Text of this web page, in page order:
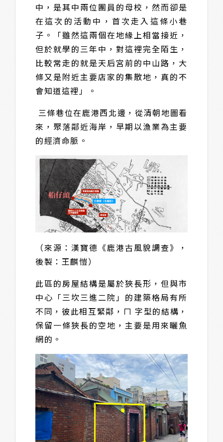
中，是其中兩位團員的母校，然而卻是
在這次的活動中，首次走入這條小巷
子。「雖然這兩個在地緣上相當接近，
但於就學的三年中，對這裡完全陌生，
比較常走的就是天后宮前的中山路，大
條又是附近主要店家的集散地，真的不
會知道這裡」。
三條巷位在鹿港西北邊，從清朝地圖看
來，聚落鄰近海岸，早期以漁業為主要
的經濟命脈。
（來源：漢寶德《鹿港古風貌調查》，
後製：王麒愷）
此區的房屋結構是屬於狹長形，但與市
中心「三坎三進二院」的建築格局有所
不同，彼此相互緊鄰，ㄇ 字型的結構，
保留一條狹長的空地，主要是用來曬魚
網的。